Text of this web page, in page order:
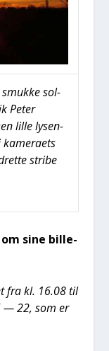
sol­
Peter
lil­le lysen­
kame­ra­ets
stri­be
sine bil­le­
fra kl. 16.08 til
— 22, som er